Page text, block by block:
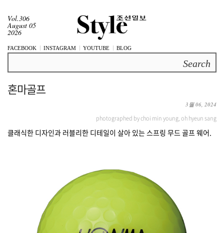
Vol.306
August 05
2026
FACEBOOK INSTAGRAM YOUTUBE BLOG
혼마골프
3월 06, 2024
photographed by choi min young, oh hyeun sang
클래식한 디자인과 러블리한 디테일이 살아 있는 스프링 무드 골프 웨어.